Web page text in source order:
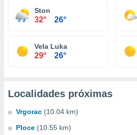
Ston
32° 26°
Vela Luka
29° 26°
Localidades próximas
Vrgorac (10.04 km)
Ploce (10.55 km)